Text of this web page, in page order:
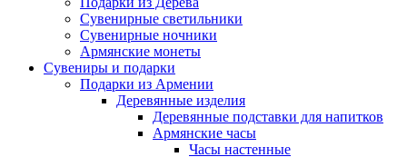
Сувенирные светильники
Сувенирные ночники
Армянские монеты
Сувениры и подарки
Подарки из Армении
Деревянные изделия
Деревянные подставки для напитков
Армянские часы
Часы настенные